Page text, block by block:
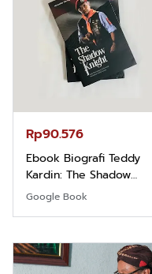
Rp90.576
Ebook Biografi Teddy
Kardin: The Shadow
Khight |
Google Book